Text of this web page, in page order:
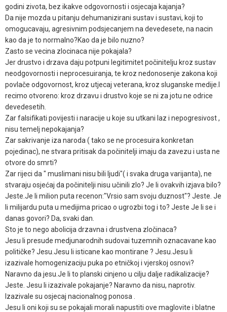
godini zivota, bez ikakve odgovornosti i osjecaja kajanja?
Da nije mozda u pitanju dehumanizirani sustav i sustavi, koji to
omogucavaju, agresivnim podsjecanjem na devedesete, na nacin
kao da je to normalno?Kao da je bilo nuzno?
Zasto se vecina zlocinaca nije pokajala?
Jer drustvo i drzava daju potpuni legitimitet počinitelju kroz sustav
neodgovornosti i neprocesuiranja, te kroz nedonosenje zakona koji
povlače odgovornost, kroz utjecaj veterana, kroz sluganske medije.I
recimo otvoreno: kroz drzavu i drustvo koje se ni za jotu ne odrice
devedesetih.
Zar falsifikati povijesti i naracije u koje su utkani laz i nepogresivost ,
nisu temelj nepokajanja?
Zar sakrivanje iza naroda ( tako se ne procesuira konkretan
pojedinac), ne stvara pritisak da počinitelji imaju da zavezu i usta ne
otvore do smrti?
Zar rijeci da " muslimani nisu bili ljudi"( i svaka druga varijanta), ne
stvaraju osjećaj da počinitelji nisu učinili zlo? Je li ovakvih izjava bilo?
Jeste.Je li milion puta recenon:"Vrsio sam svoju duznost"? Jeste. Je
li milijardu puta u medijima pricao o ugrozbi tog i to? Jeste Je li se i
danas govori? Da, svaki dan.
Sto je to nego abolicija drzavna i drustvena zločinaca?
Jesu li presude medjunarodnih sudovai tuzemnih oznacavane kao
političke? Jesu.Jesu li isticane kao montirane ? Jesu.Jesu li
izazivale homogenizaciju puka po etničkoj i vjerskoj osnovi?
Naravno da jesu.Je li to planski cinjeno u cilju dalje radikalizacije?
Jeste. Jesu li izazivale pokajanje? Naravno da nisu, naprotiv.
Izazivale su osjecaj nacionalnog ponosa .
Jesu li oni koji su se pokajali morali napustiti ove maglovite i blatne